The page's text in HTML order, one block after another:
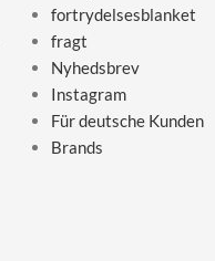
fortrydelsesblanket
fragt
Nyhedsbrev
Instagram
Für deutsche Kunden
Brands